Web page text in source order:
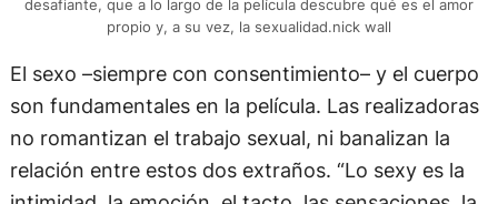
desafiante, que a lo largo de la película descubre qué es el amor
propio y, a su vez, la sexualidad.nick wall
El sexo –siempre con consentimiento– y el cuerpo
son fundamentales en la película. Las realizadoras
no romantizan el trabajo sexual, ni banalizan la
relación entre estos dos extraños. “Lo sexy es la